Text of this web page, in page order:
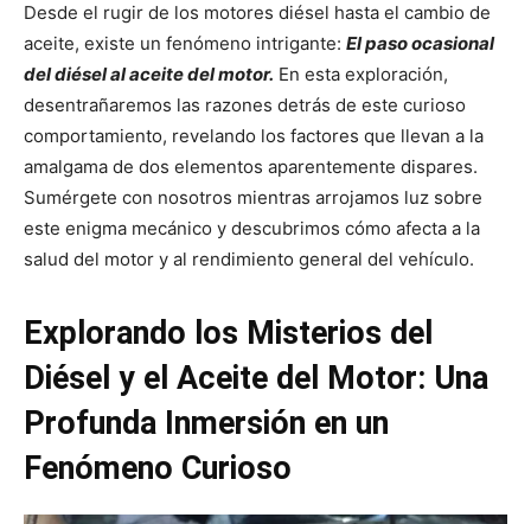
Desde el rugir de los motores diésel hasta el cambio de
aceite, existe un fenómeno intrigante: El paso ocasional
del diésel al aceite del motor. En esta exploración,
desentrañaremos las razones detrás de este curioso
comportamiento, revelando los factores que llevan a la
amalgama de dos elementos aparentemente dispares.
Sumérgete con nosotros mientras arrojamos luz sobre
este enigma mecánico y descubrimos cómo afecta a la
salud del motor y al rendimiento general del vehículo.
Explorando los Misterios del
Diésel y el Aceite del Motor: Una
Profunda Inmersión en un
Fenómeno Curioso